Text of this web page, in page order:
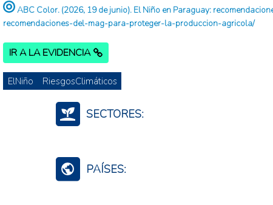
ABC Color. (2026, 19 de junio). El Niño en Paraguay:
recomendaciones-del-mag-para-proteger-la-produccion-agricola/
IR A LA EVIDENCIA
ElNiño RiesgosClimáticos
SECTORES:
Agroalimentario (total)
Medio ambiente y recursos naturales
PAÍSES: